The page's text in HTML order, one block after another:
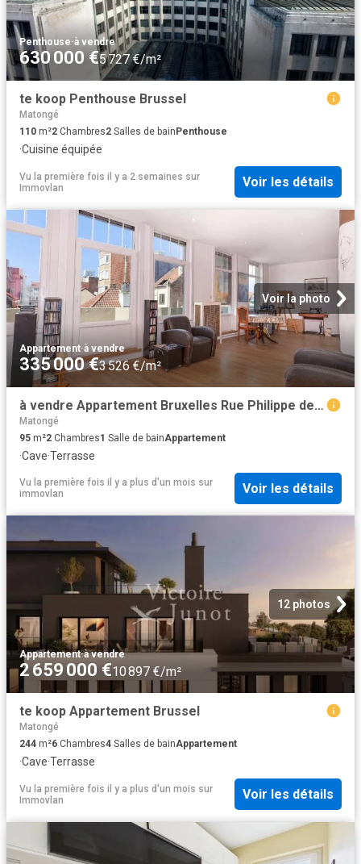
Penthouse·à vendre
630 000 €5 727 €/m²
te koop Penthouse Brussel
Matongé
110 m²2 Chambres2 Salles de bain Penthouse
·Cuisine équipée
Vu la première fois il y a 2 semaines sur
Immovlan
Voir les détails
Voir la photo
Appartement·à vendre
335 000 €3 526 €/m²
à vendre Appartement Bruxelles Rue Philippe de Champagne
Matongé
95 m²2 Chambres1 Salle de bainAppartement
·Cave·Terrasse
Vu la première fois il y a plus d'un mois sur
immovlan
Voir les détails
12 photos
Appartement·à vendre
2 659 000 €10 897 €/m²
te koop Appartement Brussel
Matongé
244 m²6 Chambres4 Salles de bainAppartement
·Cave·Terrasse
Vu la première fois il y a plus d'un mois sur
Immovlan
Voir les détails